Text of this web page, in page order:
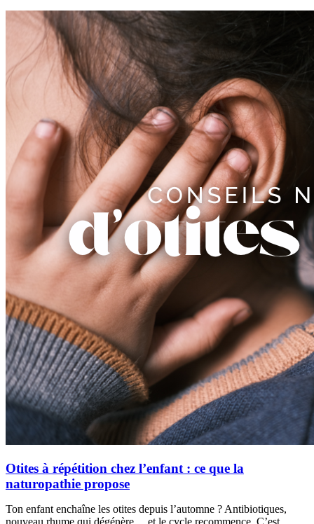
Otites à répétition chez l’enfant : ce que la
naturopathie propose
Ton enfant enchaîne les otites depuis l’automne ? Antibiotiques,
nouveau rhume qui dégénère… et le cycle recommence. C’est